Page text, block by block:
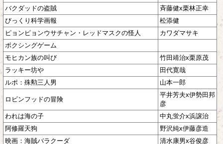
バクダッドの盗賊
斉藤健x栗林正幸
びっくり科学画報
松添健
ピョンピョンウサチャン・レッドマスクの怪人
カワダマサキ
ボクシングゲーム
モヒカン族の叫び
竹田靖治x栗原茂
ラッキー坊や
田代寛哉
ルポ：殊勲三人男
山本一郎
ロビンフッドの冒険
平井芳夫x伊勢田邦
彦
われは海の子
中丸蛍介x浜譲治
阿修羅天狗
野沢純x伊藤彦造
映画：海賊バラクーダ
清水康男x谷俊彦